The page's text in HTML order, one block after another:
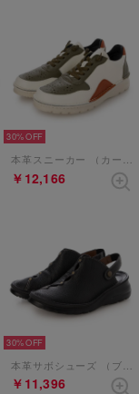
30%
本革スニーカー （カーキコンビ）
￥12,166
30%
本革サボシューズ （ブラック）
￥11,396